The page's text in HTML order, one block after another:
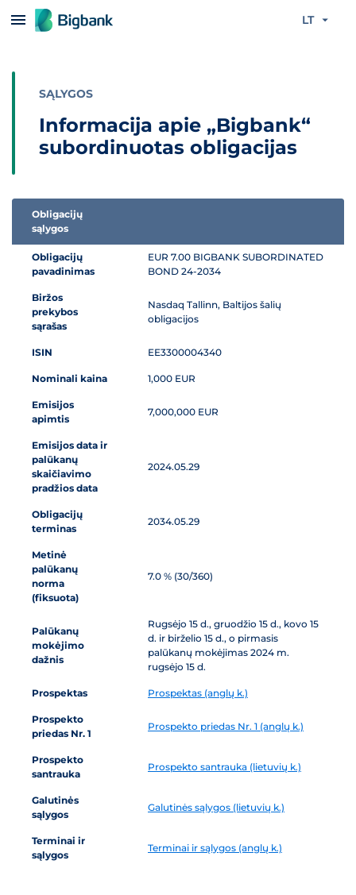
Praleisti turinį LT
SĄLYGOS
Informacija apie „Bigbank“
subordinuotas obligacijas
Informacija apie „Bigbank“ subordinuotas obligacijas
Obligacijų
sąlygos
Obligacijų
pavadinimas
EUR 7.00 BIGBANK SUBORDINATED
BOND 24-2034
Biržos
prekybos
sąrašas
Nasdaq Tallinn, Baltijos šalių
obligacijos
ISIN EE3300004340
Nominali kaina 1,000 EUR
Emisijos
apimtis
7,000,000 EUR
Emisijos data ir
palūkanų
skaičiavimo
pradžios data
2024.05.29
Obligacijų
terminas
2034.05.29
Metinė
palūkanų
norma
(fiksuota)
7.0 % (30/360)
Palūkanų
mokėjimo
dažnis
Rugsėjo 15 d., gruodžio 15 d., kovo 15
d. ir birželio 15 d., o pirmasis
palūkanų mokėjimas 2024 m.
rugsėjo 15 d.
Prospektas Prospektas (anglų k.)
Prospekto
priedas Nr. 1
Prospekto priedas Nr. 1 (anglų k.)
Prospekto
santrauka
Prospekto santrauka (lietuvių k.)
Galutinės
sąlygos
Galutinės sąlygos (lietuvių k.)
Terminai ir
sąlygos
Terminai ir sąlygos (anglų k.)